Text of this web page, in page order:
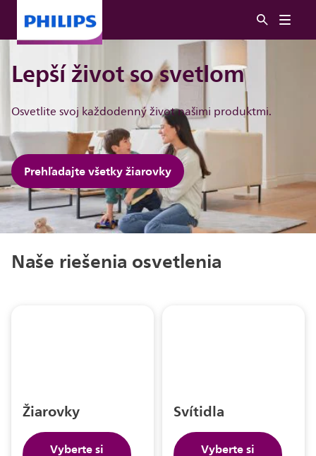
Lepší život so svetlom
Osvetlite svoj každodenný život našimi produktmi.
Prehľadajte všetky žiarovky
Naše riešenia osvetlenia
Žiarovky
Vyberte si
Svítidla
Vyberte si